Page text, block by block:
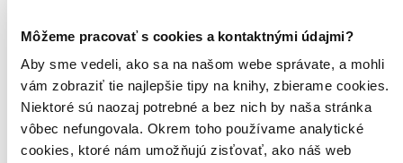
Môžeme pracovať s cookies a kontaktnými údajmi?
Aby sme vedeli, ako sa na našom webe správate, a mohli
vám zobraziť tie najlepšie tipy na knihy, zbierame cookies.
Niektoré sú naozaj potrebné a bez nich by naša stránka
vôbec nefungovala. Okrem toho používame analytické
cookies, ktoré nám umožňujú zisťovať, ako náš web
Jaroslav Sedláček (35 titulov)Jaroslav Sedláček35
Miloslav Hnátek (35 titulov)Miloslav Hnátek35
Pavel Novotný (32 titulov) Pavel Novotný32
František Louša (32 titulov)
František Louša
Jana Skálová (32 titulov)Jana Skálová32
Miguel Fernandez (30 titulov)Miguel Fernandez30
Petr Syrový (29 titulov)Petr Syrový29